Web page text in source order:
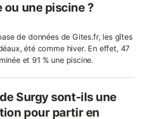
ou une piscine ?
de données de Gites.fr, les gîtes
été comme hiver. En effet, 47
et 91 % une piscine.
Surgy sont-ils une
pour partir en